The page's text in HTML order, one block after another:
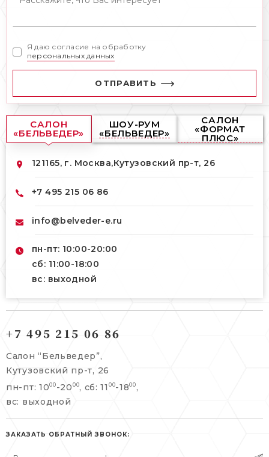
Я даю согласие на обработку
персональных данных
ОТПРАВИТЬ
САЛОН
«БЕЛЬВЕДЕР»
ШОУ-РУМ
«БЕЛЬВЕДЕР»
САЛОН
«ФОРМАТ
ПЛЮС»
121165, г. Москва,Кутузовский пр-т, 26
+7 495 215 06 86
info@belveder-e.ru
пн-пт: 10:00-20:00
сб: 11:00-18:00
вс: выходной
info@belveder-e.ru
пн-пт: 10:00-20:00
сб, вс: выходной
Берсеневский переулок, 3/10с7
+7 495 477 45 43
info@belveder-e.ru
пн-пт: 10:00-19:00
сб: выходной
+7 495 215 06 86
Салон “Бельведер”,
Кутузовский пр-т, 26
пн-пт: 1000 -20 00, сб: 11 00-1800 ,
вс: выходной
ЗАКАЗАТЬ ОБРАТНЫЙ ЗВОНОК: